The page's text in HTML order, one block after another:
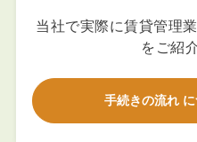
当社で実際に賃貸管理
をご紹
手続きの流れ